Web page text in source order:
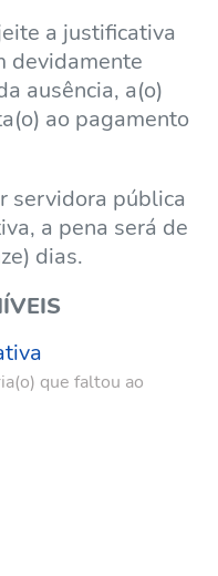
a justificativa
devidamente
ausência, a(o)
ao pagamento
servidora pública
a pena será de
dias.
que faltou ao